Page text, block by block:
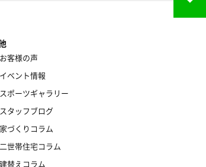
お客様の声
イベント情報
スポーツギャラリー
スタッフブログ
家づくりコラム
二世帯住宅コラム
建替えコラム